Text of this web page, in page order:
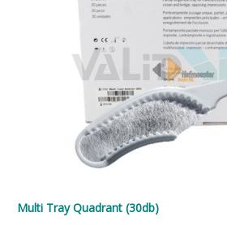
Multi Tray Quadrant (30db)